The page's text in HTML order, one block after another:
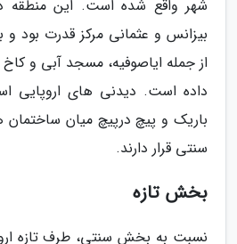
شهر واقع شده است. این منطقه
بیزانس و عثمانی مرکز قدرت بود و
از جمله ایاصوفیه، مسجد آبی و
داده است. دیدنی های اروپایی
باریک و پیچ درپیچ میان ساختمان
سنتی قرار دارند.
بخش تازه
نسبت به بخش سنتی، طرف تازه